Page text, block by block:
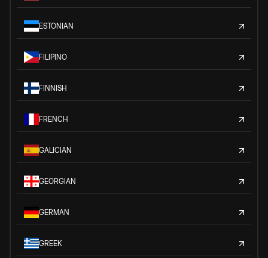
ESTONIAN
FILIPINO
FINNISH
FRENCH
GALICIAN
GEORGIAN
GERMAN
GREEK